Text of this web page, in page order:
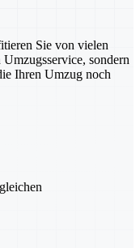
Sie von vielen
sondern
Ihren Umzug noch